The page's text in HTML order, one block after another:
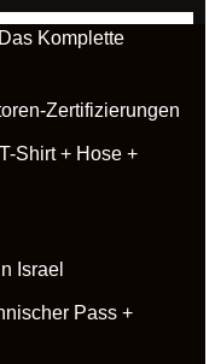
Komplette
Zertifizierungen
Shirt + Hose +
Israel
Pass +